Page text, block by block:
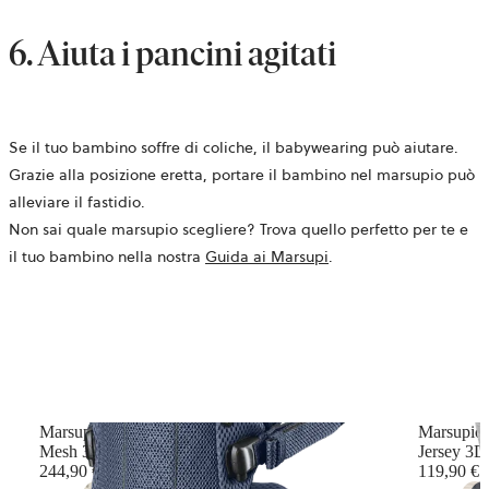
6. Aiuta i pancini agitati
Se il tuo bambino soffre di coliche, il babywearing può aiutare.
Grazie alla posizione eretta, portare il bambino nel marsupio può
alleviare il fastidio.
Non sai quale marsupio scegliere? Trova quello perfetto per te e
il tuo bambino nella nostra Guida ai Marsupi.
Marsupio Harmony
Mesh 3D, Blu navy
244,90 €
Jersey
119,90 €